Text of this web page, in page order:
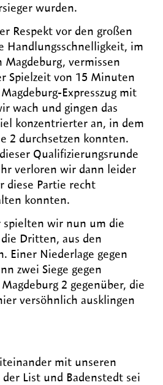
wurden.
Respekt vor den großen
Handlungsschnelligkeit, im
Magdeburg, vermissen
Spielzeit von 15 Minuten
Expresszug mit
wach und gingen das
konzentrierter an, in dem
2 durchsetzen konnten.
Qualifizierungsrunde
verloren wir dann leider
diese Partie recht
konnten.
wir nun um die
Dritten, aus den
Einer Niederlage gegen
zwei Siege gegen
2 gegenüber, die
versöhnlich ausklingen
mit unseren
List und Badenstedt sei